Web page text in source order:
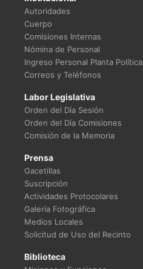
Autoridades
Cuerpo
Comisiones Internas
Nómina de Personal
Ingreso Personal Planta Política
Correos y Teléfonos
Labor Legislativa
Orden del Día Sesión
Orden del Día Comisiones
Comisión de la Memoria
Prensa
Gacetillas
Suscripción
Actividades Protocolares
Galería Fotográfica
Medios Locales
Solicitud de Uso del Recinto
Biblioteca